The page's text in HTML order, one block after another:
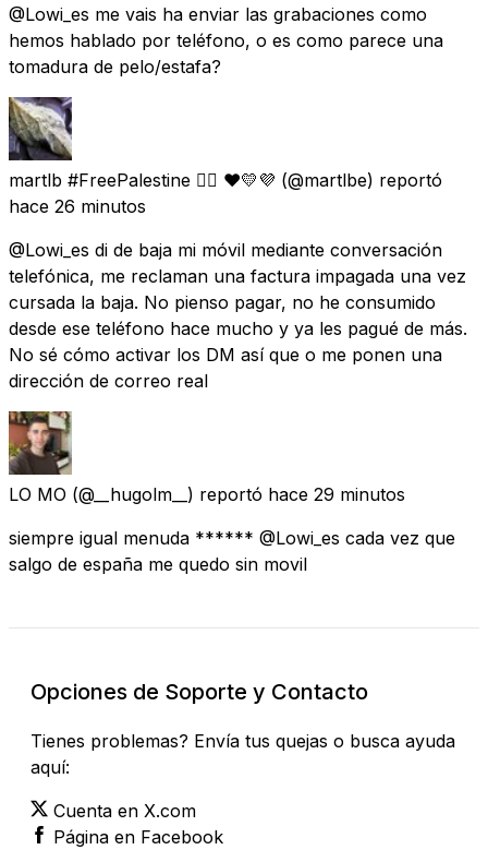
@Lowi_es me vais ha enviar las grabaciones como
hemos hablado por teléfono, o es como parece una
tomadura de pelo/estafa?
martlb #FreePalestine 🏳️‍🌈 ❤💛💜 (@martlbe) reportó
hace 26 minutos
@Lowi_es di de baja mi móvil mediante conversación
telefónica, me reclaman una factura impagada una vez
cursada la baja. No pienso pagar, no he consumido
desde ese teléfono hace mucho y ya les pagué de más.
No sé cómo activar los DM así que o me ponen una
dirección de correo real
LO MO (@__hugolm__) reportó hace 29 minutos
siempre igual menuda ****** @Lowi_es cada vez que
salgo de españa me quedo sin movil
Opciones de Soporte y Contacto
Tienes problemas? Envía tus quejas o busca ayuda
aquí:
Cuenta en X.com
Página en Facebook